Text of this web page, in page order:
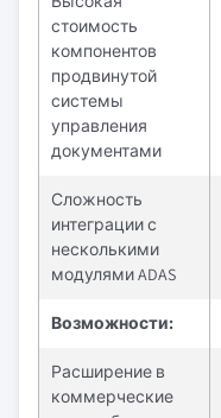
стоимость
компонентов
продвинутой
системы
управления
документами
Сложность
интеграции с
несколькими
модулями ADAS
Возможности:
Расширение в
коммерческие